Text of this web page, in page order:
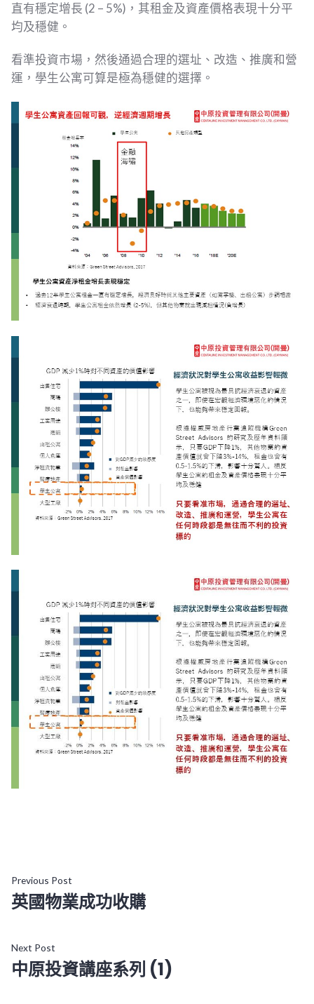
直有穩定增長 (2 – 5%)，其租金及資產價格表現十分平
均及穩健。
看準投資市場，然後通過合理的選址、改造、推廣和營
運，學生公寓可算是極為穩健的選擇。
文
章
導
覽
Previous Post
post:
英國物業成功收購
Next Post
post:
中原投資講座系列 (1)